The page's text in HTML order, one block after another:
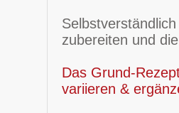
zubereiten und
Das Grund-
variieren &